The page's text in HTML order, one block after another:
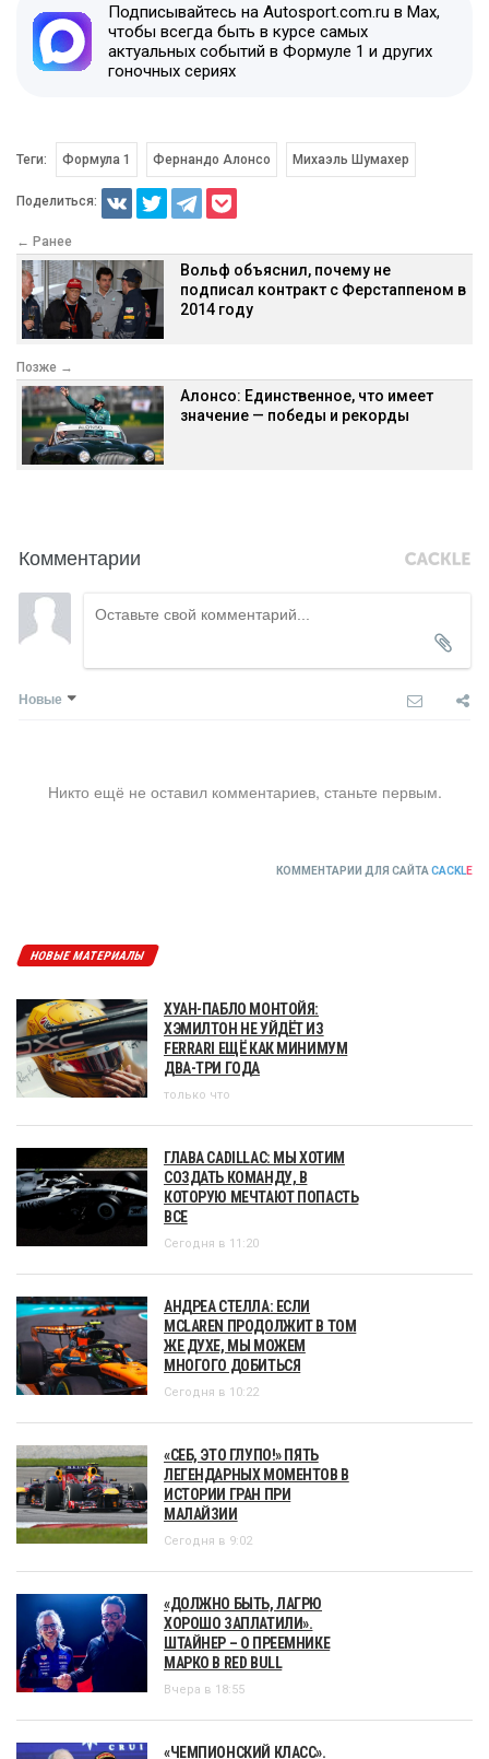
Подписывайтесь на Autosport.com.ru в Max,
чтобы всегда быть в курсе самых
актуальных событий в Формуле 1 и других
гоночных сериях
Теги: Формула 1 Фернандо Алонсо Михаэль Шумахер
Поделиться:
← Ранее
Вольф объяснил, почему не
подписал контракт с Ферстаппеном в
2014 году
Позже →
Алонсо: Единственное, что имеет
значение — победы и рекорды
Комментарии
Новые
Никто ещё не оставил комментариев, станьте первым.
КОММЕНТАРИИ ДЛЯ САЙТА CACKLE
НОВЫЕ МАТЕРИАЛЫ
ХУАН-ПАБЛО МОНТОЙЯ:
ХЭМИЛТОН НЕ УЙДЁТ ИЗ
FERRARI ЕЩЁ КАК МИНИМУМ
ДВА-ТРИ ГОДА
только что
ГЛАВА CADILLAC: МЫ ХОТИМ
СОЗДАТЬ КОМАНДУ, В
КОТОРУЮ МЕЧТАЮТ ПОПАСТЬ
ВСЕ
Сегодня в 11:20
АНДРЕА СТЕЛЛА: ЕСЛИ
MCLAREN ПРОДОЛЖИТ В ТОМ
ЖЕ ДУХЕ, МЫ МОЖЕМ
МНОГОГО ДОБИТЬСЯ
Сегодня в 10:22
«СЕБ, ЭТО ГЛУПО!» ПЯТЬ
ЛЕГЕНДАРНЫХ МОМЕНТОВ В
ИСТОРИИ ГРАН ПРИ
МАЛАЙЗИИ
Сегодня в 9:02
«ДОЛЖНО БЫТЬ, ЛАГРЮ
ХОРОШО ЗАПЛАТИЛИ».
ШТАЙНЕР – О ПРЕЕМНИКЕ
МАРКО В RED BULL
Вчера в 18:55
«ЧЕМПИОНСКИЙ КЛАСС».